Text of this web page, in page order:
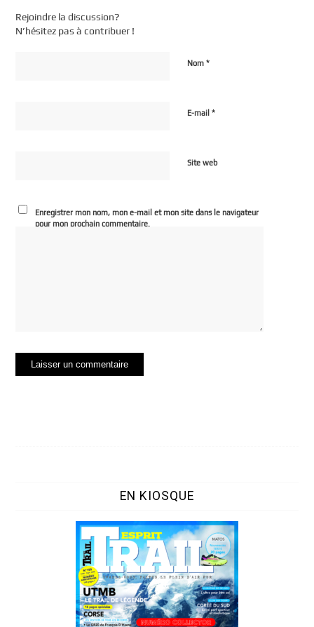
Rejoindre la discussion?
N’hésitez pas à contribuer !
Nom*
E-mail*
Site web
Enregistrer mon nom, mon e-mail et mon site dans le navigateur
pour mon prochain commentaire.
EN KIOSQUE